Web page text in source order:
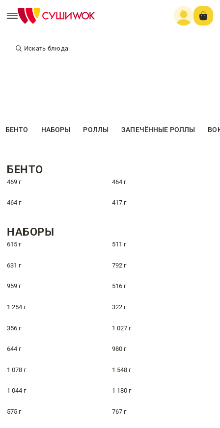
Искать блюда
БЕНТО НАБОРЫ РОЛЛЫ ЗАПЕЧЁННЫЕ РОЛЛЫ
БЕНТО
469 г 464 г
464 г 417 г
НАБОРЫ
615 г 511 г
631 г 792 г
959 г 516 г
1 254 г 322 г
356 г 1 027 г
644 г 980 г
1 078 г 1 548 г
1 044 г 1 180 г
575 г 767 г